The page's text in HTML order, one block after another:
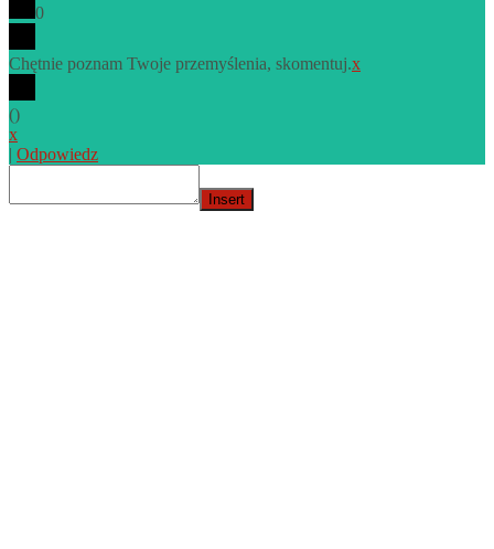
0
Chętnie poznam Twoje przemyślenia, skomentuj.x
()
x
| Odpowiedz
Insert